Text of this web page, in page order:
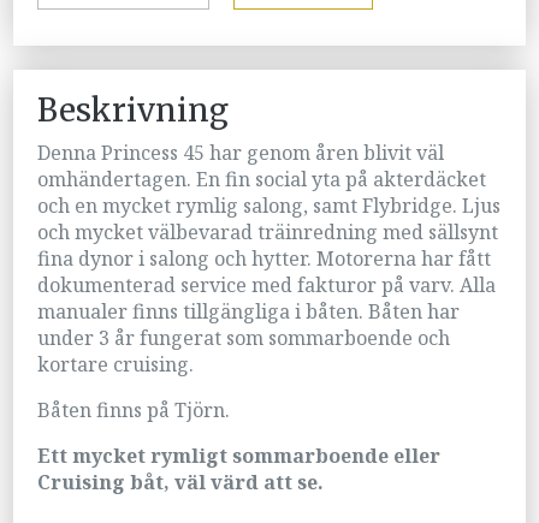
Beskrivning
Denna Princess 45 har genom åren blivit väl
omhändertagen. En fin social yta på akterdäcket
och en mycket rymlig salong, samt Flybridge. Ljus
och mycket välbevarad träinredning med sällsynt
fina dynor i salong och hytter. Motorerna har fått
dokumenterad service med fakturor på varv. Alla
manualer finns tillgängliga i båten. Båten har
under 3 år fungerat som sommarboende och
kortare cruising.
Båten finns på Tjörn.
Ett mycket rymligt sommarboende eller
Cruising båt, väl värd att se.